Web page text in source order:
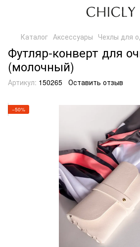
Каталог Аксессуары Чехлы для
Футляр-конверт для
(молочный)
Артикул: 150265 Оставить отзыв
−50%